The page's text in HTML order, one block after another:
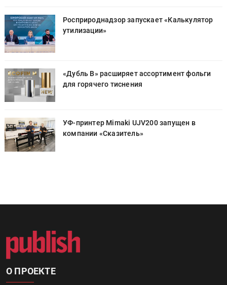
Росприроднадзор запускает «Калькулятор
утилизации»
«Дубль В» расширяет ассортимент фольги
для горячего тиснения
УФ-принтер Mimaki UJV200 запущен в
компании «Сказитель»
О ПРОЕКТЕ